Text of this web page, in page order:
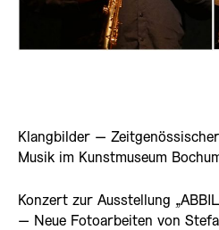
Klangbilder –
Musik im Kunstmuseum
Konzert zur Ausstellung
– Neue Fotoarbeiten von